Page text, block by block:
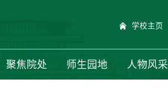
学校主页
聚焦院处 师生园地 人物风采